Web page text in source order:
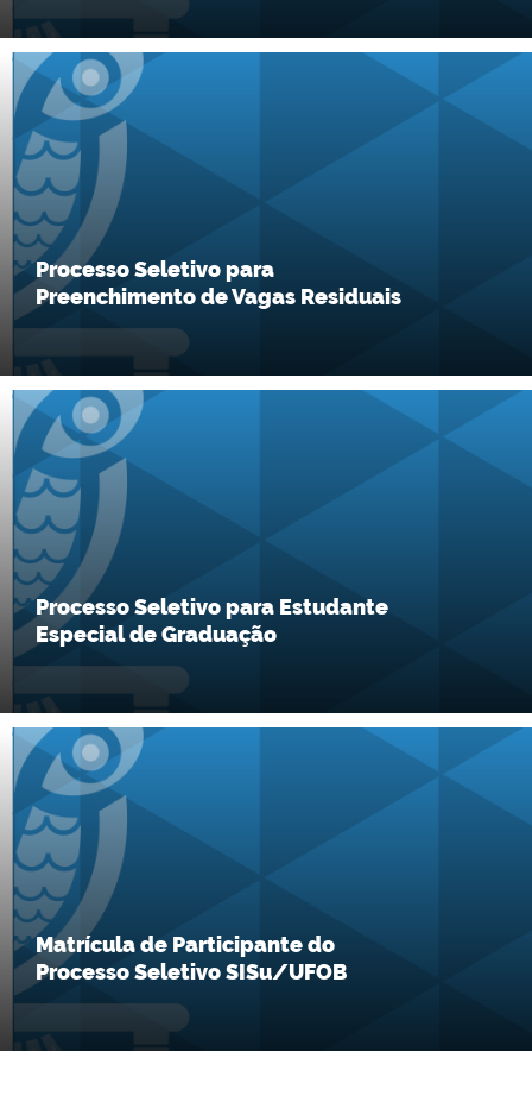
Processo Seletivo para
Preenchimento de Vagas Residuais
Processo Seletivo para Estudante
Especial de Graduação
Matrícula de Participante do
Processo Seletivo SISu/UFOB